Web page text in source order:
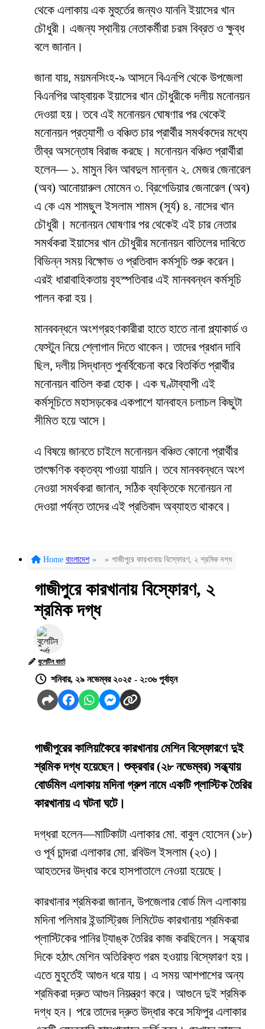
থেকে এলাকায় এক মুহুর্তের জন্যও যাননি ইয়াসের খান
চৌধুরী। এজন্য স্থানীয় নেতাকর্মীরা চরম বিব্রত ও ক্ষুব্ধ
বলে জানান।
জানা যায়, ময়মনসিংহ-৯ আসনে বিএনপি থেকে উপজেলা
বিএনপির আহ্বায়ক ইয়াসের খান চৌধুরীকে দলীয় মনোনয়ন
দেওয়া হয়। তবে এই মনোনয়ন ঘোষণার পর থেকেই
মনোনয়ন প্রত্যাশী ও বঞ্চিত চার প্রার্থীর সমর্থকদের মধ্যে
তীব্র অসন্তোষ বিরাজ করছে। মনোনয়ন বঞ্চিত প্রার্থীরা
হলেন— ১. মামুন বিন আবদুল মান্নান ২. মেজর জেনারেল
(অব) আনোয়ারুল মোমেন ৩. ব্রিগেডিয়ার জেনারেল (অব)
এ কে এম শামছুল ইসলাম শামস (সূর্য) ৪. নাসের খান
চৌধুরী। মনোনয়ন ঘোষণার পর থেকেই এই চার নেতার
সমর্থকরা ইয়াসের খান চৌধুরীর মনোনয়ন বাতিলের দাবিতে
বিভিন্ন সময় বিক্ষোভ ও প্রতিবাদ কর্মসূচি শুরু করেন।
এরই ধারাবাহিকতায় বৃহস্পতিবার এই মানববন্ধন কর্মসূচি
পালন করা হয়।
মানববন্ধনে অংশগ্রহণকারীরা হাতে হাতে নানা প্ল্যাকার্ড ও
ফেস্টুন নিয়ে শ্লোগান দিতে থাকেন। তাদের প্রধান দাবি
ছিল, দলীয় সিদ্ধান্ত পুনর্বিবেচনা করে বিতর্কিত প্রার্থীর
মনোনয়ন বাতিল করা হোক। এক ঘণ্টাব্যাপী এই
কর্মসূচিতে মহাসড়কের একপাশে যানবাহন চলাচল কিছুটা
সীমিত হয়ে আসে।
এ বিষয়ে জানতে চাইলে মনোনয়ন বঞ্চিত কোনো প্রার্থীর
তাৎক্ষণিক বক্তব্য পাওয়া যায়নি। তবে মানববন্ধনে অংশ
নেওয়া সমর্থকরা জানান, সঠিক ব্যক্তিকে মনোনয়ন না
দেওয়া পর্যন্ত তাদের এই প্রতিবাদ অব্যাহত থাকবে।
Home বাংলাদেশ » » গাজীপুরে কারখানায় বিস্ফোরণ, ২ শ্রমিক দগ্ধ
গাজীপুরে কারখানায় বিস্ফোরণ, ২
শ্রমিক দগ্ধ
বুলেটিন বার্তা
শনিবার, ২৯ নভেম্বর ২০২৫ - ২:৩৬ পূর্বাহ্ন
গাজীপুরের কালিয়াকৈরে কারখানায় মেশিন বিস্ফোরণে দুই
শ্রমিক দগ্ধ হয়েছেন। শুক্রবার (২৮ নভেম্বর) সন্ধ্যায়
বোর্ডমিল এলাকায় মদিনা গ্রুপ নামে একটি প্লাস্টিক তৈরির
কারখানায় এ ঘটনা ঘটে।
দগ্ধরা হলেন—মাটিকাটা এলাকার মো. বাবুল হোসেন (১৮)
ও পূর্ব চান্দরা এলাকার মো. রবিউল ইসলাম (২৩)।
আহতদের উদ্ধার করে হাসপাতালে নেওয়া হয়েছে।
কারখানার শ্রমিকরা জানান, উপজেলার বোর্ড মিল এলাকায়
মদিনা পলিমার ইন্ডাস্ট্রিজ লিমিটেড কারখানায় শ্রমিকরা
প্লাস্টিকের পানির ট্যাঙ্ক তৈরির কাজ করছিলেন। সন্ধ্যার
দিকে হঠাৎ মেশিন অতিরিক্ত গরম হওয়ায় বিস্ফোরণ হয়।
এতে মুহূর্তেই আগুন ধরে যায়। এ সময় আশপাশের অন্য
শ্রমিকরা দ্রুত আগুন নিয়ন্ত্রণ করে। আগুনে দুই শ্রমিক
দগ্ধ হন। পরে তাদের দ্রুত উদ্ধার করে সফিপুর এলাকার